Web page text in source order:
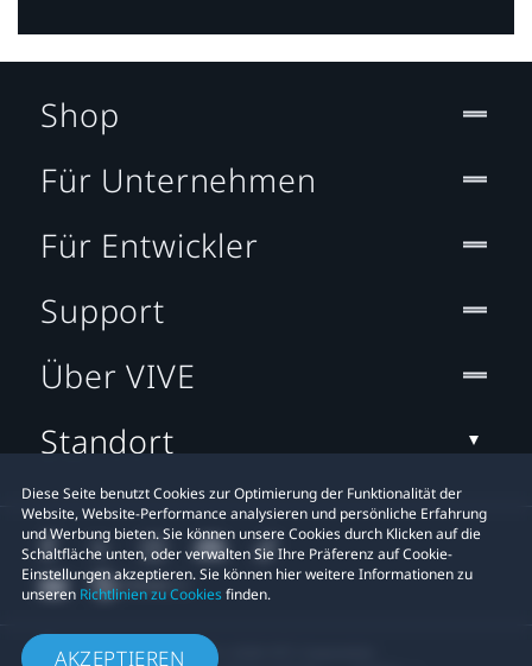
Diese Seite benutzt Cookies zur Optimierung der Funktionalität der
Website, Website-Performance analysieren und persönliche Erfahrung
und Werbung bieten. Sie können unsere Cookies durch Klicken auf die
Schaltfläche unten, oder verwalten Sie Ihre Präferenz auf Cookie-
Einstellungen akzeptieren. Sie können hier weitere Informationen zu
unseren Richtlinien zu Cookiesfinden.
AKZEPTIEREN
Shop
Für Unternehmen
Für Entwickler
Support
Über VIVE
Standort
© 2011-2026 HTC Corporation